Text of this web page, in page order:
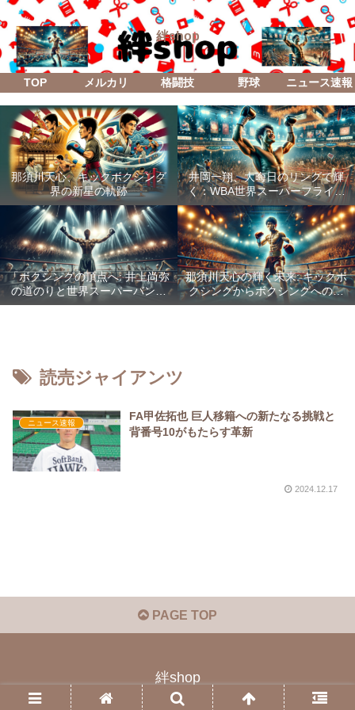
絆shop
TOP メルカリ 格闘技 野球 ニュース速報
那須川天心、キックボクシング
界の新星の軌跡
井岡一翔、大晦日のリングで輝
く：WBA世界スーパーフライ級
防衛戦「Lifetime Boxing Fights
18」
「ボクシングの頂点へ: 井上尚弥
の道のりと世界スーパーバンタ
ム級統一戦の全貌」
那須川天心の輝く未来: キックボ
クシングからボクシングへの成
功した転身
読売ジャイアンツ
ニュース速報
FA甲佐拓也 巨人移籍への新たなる挑戦と
背番号10がもたらす革新
2024.12.17
PAGE TOP
絆shop
© 2023 絆shop.